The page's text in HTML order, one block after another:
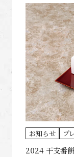
お知らせ プ
2024 干支番